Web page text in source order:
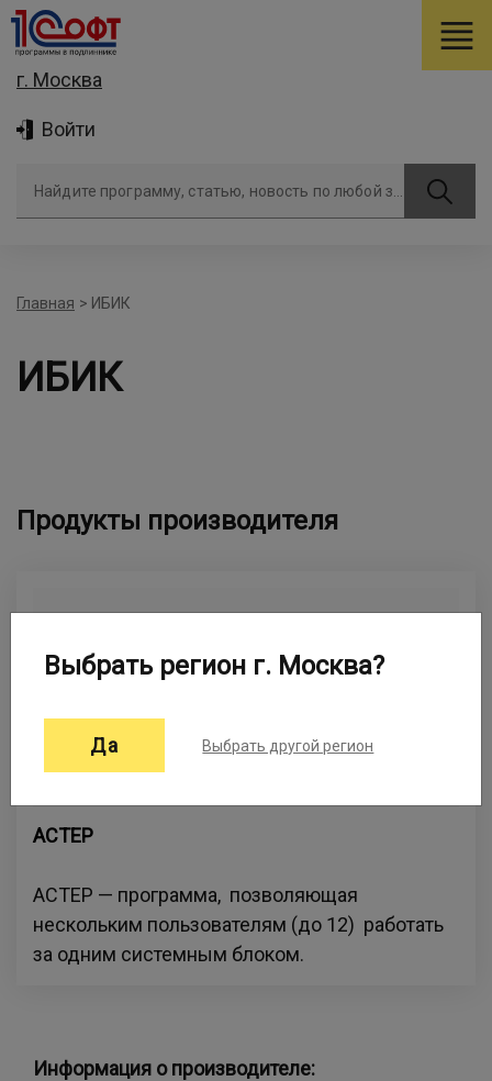
г. Москва
Войти
Главная > ИБИК
ИБИК
Продукты производителя
АСТЕР
АСТЕР — программа, позволяющая
нескольким пользователям (до 12) работать
за одним системным блоком.
Информация о производителе:
Выбрать регион г. Москва?
Да Выбрать другой регион